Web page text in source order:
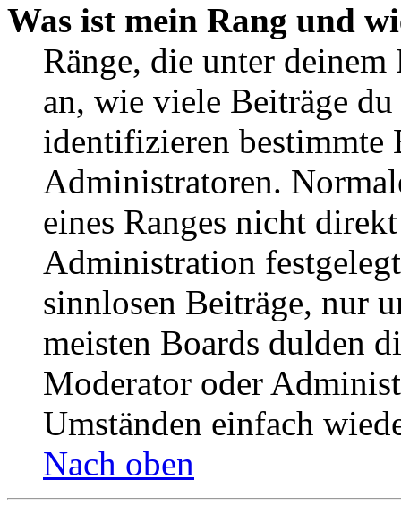
Was ist mein Rang und
Ränge, die unter deinem
an, wie viele Beiträge
identifizieren bestimmte
Administratoren.
eines Ranges nicht
Administration
sinnlosen Beiträge, nur
meisten Boards dulden
Moderator oder
Umständen einfach
Nach oben